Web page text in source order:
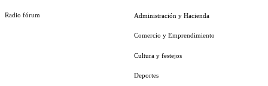
Radio fórum Administración y Hacienda
Comercio y Emprendimiento
Cultura y festejos
Deportes